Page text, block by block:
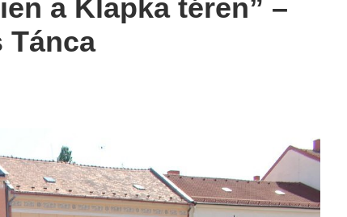
a Klapka téren” –
Tánca